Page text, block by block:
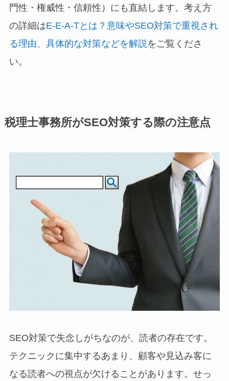
門性・権威性・信頼性）にも直結します。考え方
の詳細はE-E-A-Tとは？意味やSEO対策で重視され
る理由、具体的な対策などを解説 をご覧くださ
い。
税理士事務所がSEO対策する際の注意点
SEO対策で失念しがちなのが、読者の存在です。
テクニックに集中するあまり、顧客や見込み客に
なる読者への視点が欠けることがあります。せっ